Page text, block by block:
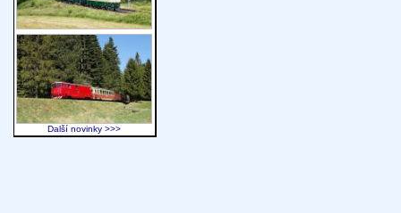
Další novinky >>>